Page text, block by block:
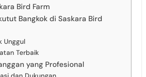
Bird Farm
Bangkok di Saskara Bird
Unggul
Terbaik
yang Profesional